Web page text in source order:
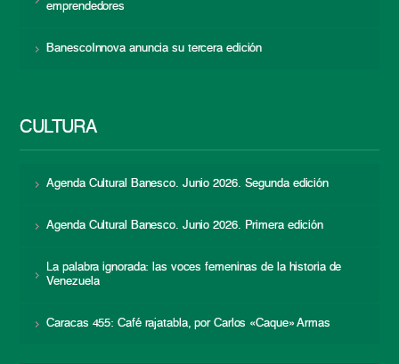
emprendedores
BanescoInnova anuncia su tercera edición
CULTURA
Agenda Cultural Banesco. Junio 2026. Segunda edición
Agenda Cultural Banesco. Junio 2026. Primera edición
La palabra ignorada: las voces femeninas de la historia de
Venezuela
Caracas 455: Café rajatabla, por Carlos «Caque» Armas